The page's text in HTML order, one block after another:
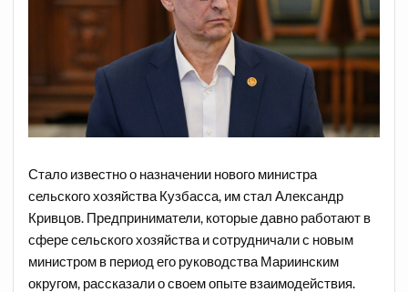
Стало известно о назначении нового министра
сельского хозяйства Кузбасса, им стал Александр
Кривцов. Предприниматели, которые давно работают в
сфере сельского хозяйства и сотрудничали с новым
министром в период его руководства Мариинским
округом, рассказали о своем опыте взаимодействия.